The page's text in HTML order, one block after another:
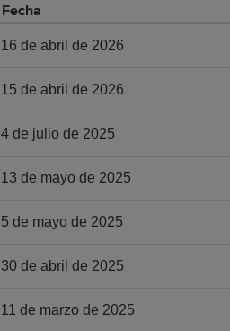
Fecha
16 de abril de 2026
15 de abril de 2026
4 de julio de 2025
13 de mayo de 2025
5 de mayo de 2025
30 de abril de 2025
11 de marzo de 2025